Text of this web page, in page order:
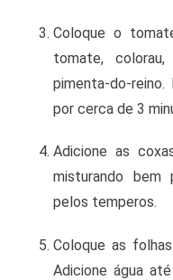
Coloque o
tomate,
pimenta-do-
por cerca de 3
Adicione as
misturando bem
pelos temperos.
Coloque as
Adicione água